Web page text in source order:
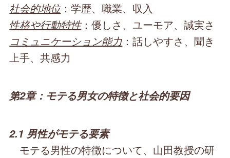
社会的地位：学歴、職業、収入
性格や行動特性：優しさ、ユーモア、誠実さ
コミュニケーション能力 ：話しやすさ、聞き
上手、共感力
第2章：モテる男女の特徴と社会的要因
2.1 男性がモテる要素
モテる男性の特徴について、山田教授の研